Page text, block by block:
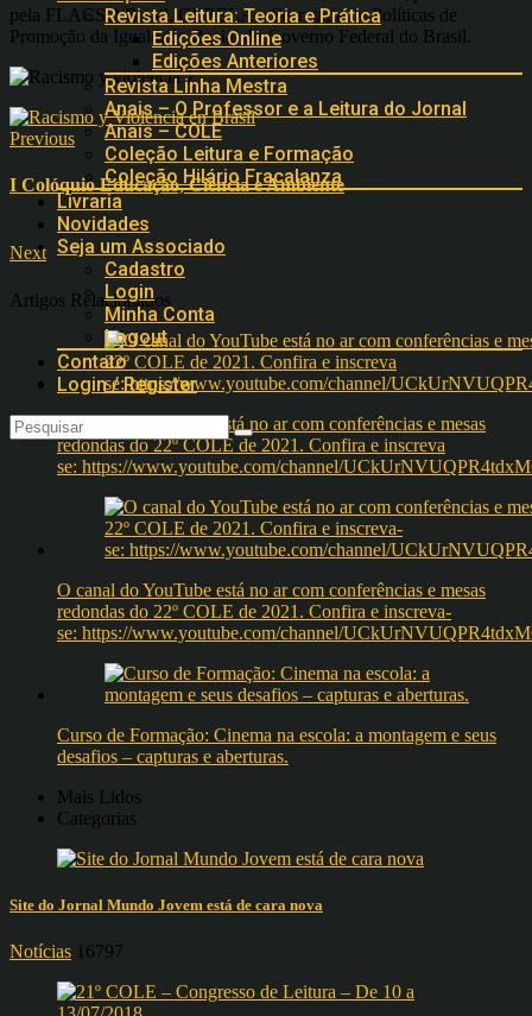
Revista Leitura: Teoria e Prática
Edições Online
Edições Anteriores
Revista Linha Mestra
Anais – O Professor e a Leitura do Jornal
Anais – COLE
Coleção Leitura e Formação
Coleção Hilário Fracalanza
Livraria
Novidades
Seja um Associado
Cadastro
Login
Minha Conta
Logout
Contato
Login / Register
pela FLACSO Brasil, CEBELA e Secretaria de Políticas de
Promoção da Igualdade Racial do Governo Federal do Brasil.
Previous
I Colóquio Educação, Ciência e Ambiente
Next
Artigos Relacionados
O canal do YouTube está no ar com conferências e mesas
redondas do 22º COLE de 2021. Confira e inscreva
se: https://www.youtube.com/channel/
O canal do YouTube está no ar com conferências e mesas
redondas do 22º COLE de 2021. Confira e inscreva-
se: https://www.youtube.com/channel/
Curso de Formação: Cinema na escola: a montagem e seus
desafios – capturas e aberturas.
Mais Lidos
Categorias
Site do Jornal Mundo Jovem está de cara nova
Notícias 16797